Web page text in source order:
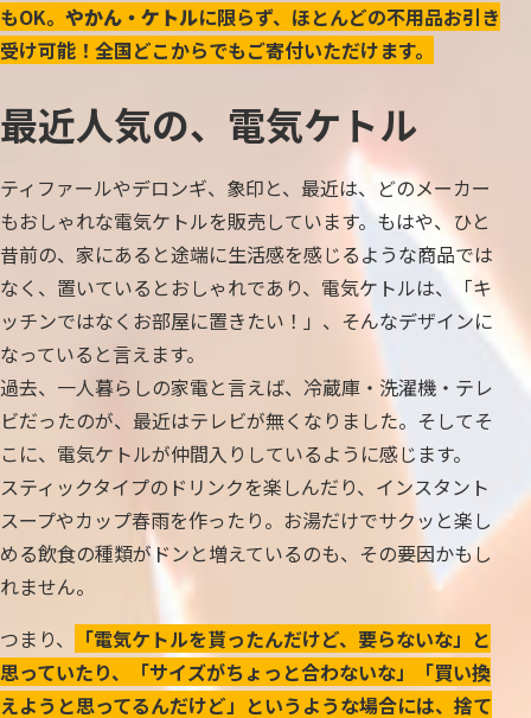
もOK。 やかん・ケトルに限らず、ほとんどの不用品お引き
受け可能！全国どこからでもご寄付いただけます。
最近人気の、電気ケトル
ティファールやデロンギ、象印と、最近は、どのメーカー
もおしゃれな電気ケトルを販売しています。もはや、ひと
昔前の、家にあると途端に生活感を感じるような商品では
なく、置いているとおしゃれであり、電気ケトルは、「キ
ッチンではなくお部屋に置きたい！」、そんなデザインに
なっていると言えます。
過去、一人暮らしの家電と言えば、冷蔵庫・洗濯機・テレ
ビだったのが、最近はテレビが無くなりました。そしてそ
こに、電気ケトルが仲間入りしているように感じます。
スティックタイプのドリンクを楽しんだり、インスタント
スープやカップ春雨を作ったり。お湯だけでサクッと楽し
める飲食の種類がドンと増えているのも、その要因かもし
れません。
つまり、
「電気ケトルを貰ったんだけど、要らないな」と
思っていたり、「サイズがちょっと合わないな」「買い換
えようと思ってるんだけど」というような場合には、捨て